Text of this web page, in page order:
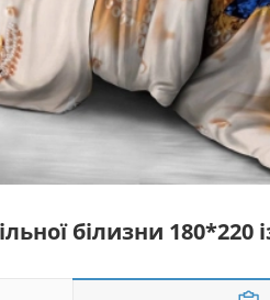
білизни